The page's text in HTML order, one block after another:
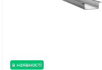
в наявності